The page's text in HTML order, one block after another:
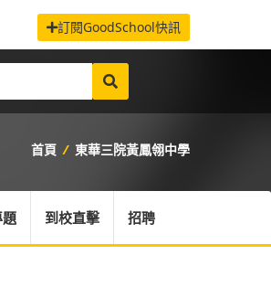
訂閱GoodSchool快訊
首頁 / 東華三院黃鳳翎中學
到校直擊 招聘